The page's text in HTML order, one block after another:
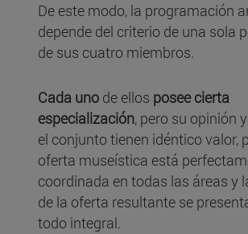
De este modo, la programación
depende del criterio de una sola
de sus cuatro miembros.
Cada uno de ellos posee cierta
especialización, pero su opinión
el conjunto tienen idéntico valor,
oferta museística está
coordinada en todas las áreas y
de la oferta resultante se
todo integral.